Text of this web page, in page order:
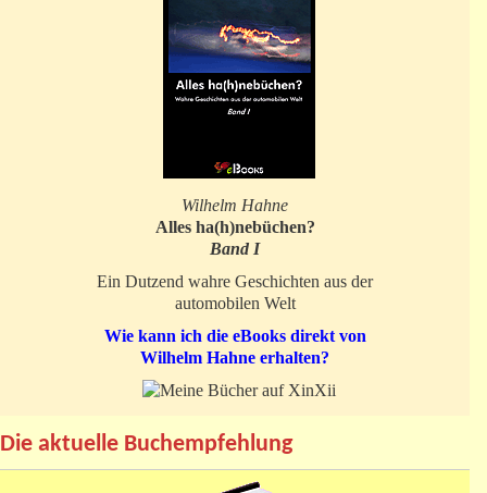
Wilhelm Hahne
Alles ha(h)nebüchen?
Band I
Ein Dutzend wahre Geschichten aus der
automobilen Welt
Wie kann ich die eBooks direkt von
Wilhelm Hahne erhalten?
Die aktuelle Buchempfehlung